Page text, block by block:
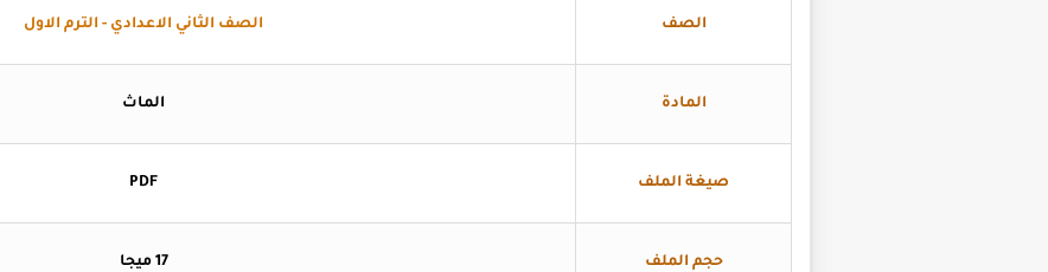
الصف الصف الثاني الاعدادي - الترم الاول
المادة الماث
صيغة الملف PDF
حجم الملف 17 ميجا